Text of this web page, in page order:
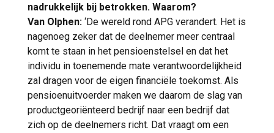
nadrukkelijk bij betrokken. Waarom?
Van Olphen: ‘De wereld rond APG verandert. Het is
nagenoeg zeker dat de deelnemer meer centraal
komt te staan in het pensioenstelsel en dat het
individu in toenemende mate verantwoordelijkheid
zal dragen voor de eigen financiële toekomst. Als
pensioenuitvoerder maken we daarom de slag van
productgeoriënteerd bedrijf naar een bedrijf dat
zich op de deelnemers richt. Dat vraagt om een